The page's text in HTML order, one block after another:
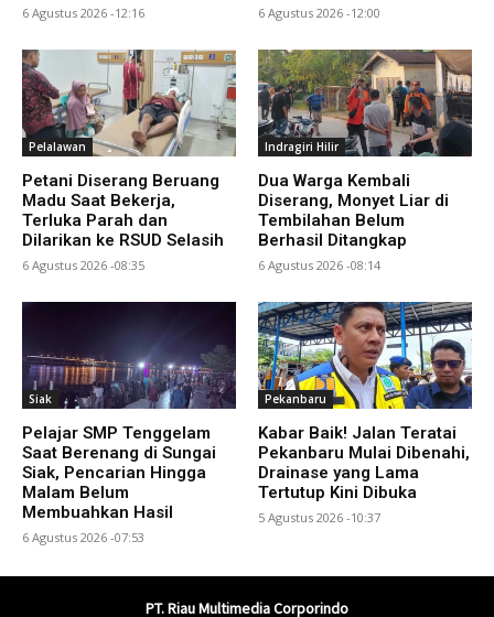
6 Agustus 2026 -12:16 6 Agustus 2026 -12:00
Pelalawan
Petani Diserang Beruang
Madu Saat Bekerja,
Terluka Parah dan
Dilarikan ke RSUD Selasih
6 Agustus 2026 -08:35
Indragiri Hilir
Dua Warga Kembali
Diserang, Monyet Liar di
Tembilahan Belum
Berhasil Ditangkap
6 Agustus 2026 -08:14
Siak
Pelajar SMP Tenggelam
Saat Berenang di Sungai
Siak, Pencarian Hingga
Malam Belum
Membuahkan Hasil
6 Agustus 2026 -07:53
Pekanbaru
Kabar Baik! Jalan Teratai
Pekanbaru Mulai Dibenahi,
Drainase yang Lama
Tertutup Kini Dibuka
5 Agustus 2026 -10:37
PT. Riau Multimedia Corporindo